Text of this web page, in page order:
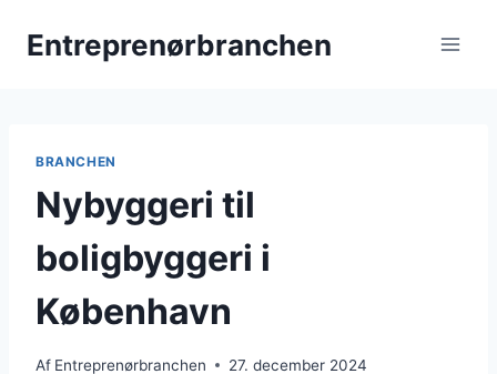
Entreprenørbranchen
BRANCHEN
Nybyggeri til
boligbyggeri i
København
Af Entreprenørbranchen 27. december 2024